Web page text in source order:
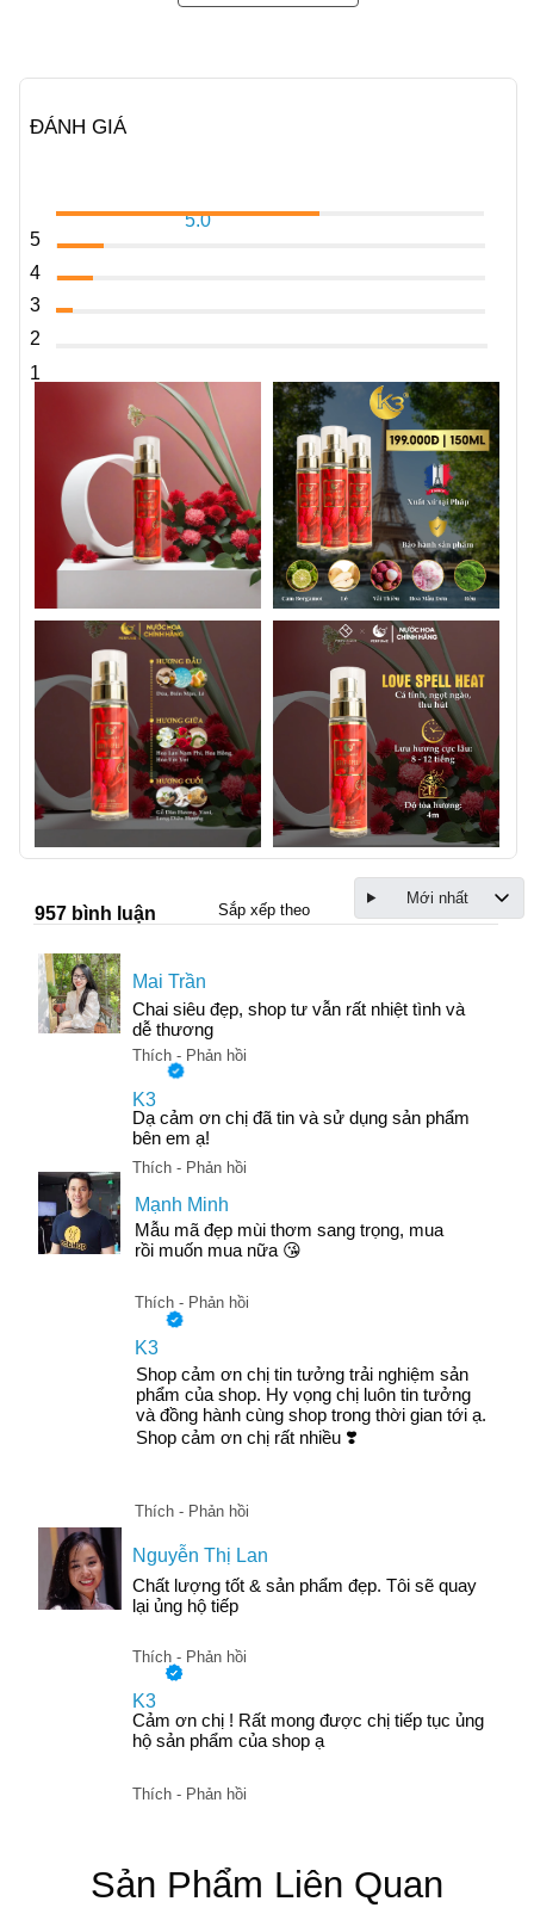
Mai Trần
Chai siêu đẹp, shop tư vẫn rất nhiệt tình và
dễ thương
Thích - Phản hồi
K3
Dạ cảm ơn chị đã tin và sử dụng sản phẩm
bên em ạ!
Thích - Phản hồi
ĐÁNH GIÁ
5.0
5
4
3
2
1
957 bình luận Sắp xếp theo
Mới nhất
Nguyễn Thị Lan
Chất lượng tốt & sản phẩm đẹp. Tôi sẽ quay
lại ủng hộ tiếp
K3
Cảm ơn chị ! Rất mong được chị tiếp tục ủng
hộ sản phẩm của shop ạ
Thích - Phản hồi
Thích - Phản hồi
Mạnh Minh
Mẫu mã đẹp mùi thơm sang trọng, mua
rồi muốn mua nữa 😘
K3
Thích - Phản hồi
Thích - Phản hồi
Shop cảm ơn chị tin tưởng trải nghiệm sản
phẩm của shop. Hy vọng chị luôn tin tưởng
và đồng hành cùng shop trong thời gian tới ạ.
Shop cảm ơn chị rất nhiều ❣️
Tính cách
Nữ Tính
Ấm Áp
Thích hợp
Nữ
Đến công sở | Gặp gỡ đối tác
Độ lưu hương
4h - 6h (tùy theo mùi hương tự nhiên của cơ thể, điều
kiện thời tiết, môi trường làm việc,...)
Sản Phẩm Liên Quan